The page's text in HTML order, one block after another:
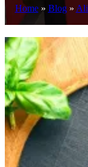
Home» Blog»